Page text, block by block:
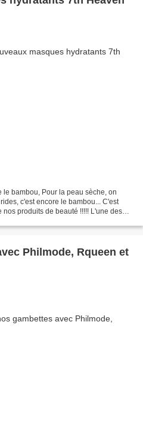
bambou, Pour la peau sèche, on
c'est encore le bambou... C'est
produits de beauté !!!!! L'une des
Philmode, Rqueen et